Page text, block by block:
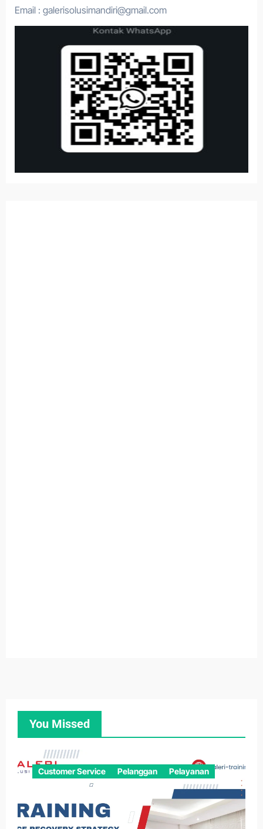
Email : galerisolusimandiri@gmail.com
You Missed
Customer Service Pelanggan Pelayanan